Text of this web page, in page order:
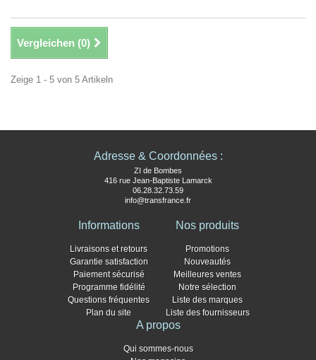
Vergleichen (0)
Zeige 1 - 5 von 5 Artikeln
Adresse & Coordonnées :
ZI de Bombes
416 rue Jean-Baptiste Lamarck
06.28.32.73.59
info@transfrance.fr
Informations
Livraisons et retours
Garantie satisfaction
Paiement sécurisé
Programme fidélité
Questions fréquentes
Plan du site
Nos produits
Promotions
Nouveautés
Meilleures ventes
Notre sélection
Liste des marques
Liste des fournisseurs
A propos
Qui sommes-nous